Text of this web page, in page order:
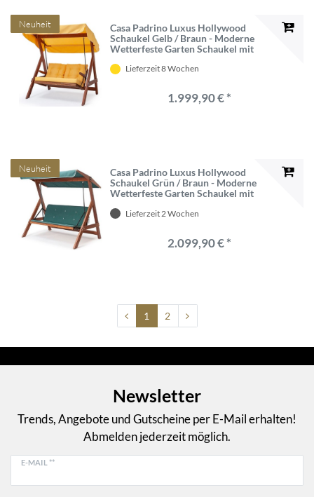
Neuheit
Casa Padrino Luxus Hollywood
Schaukel Gelb / Braun - Moderne
Wetterfeste Garten Schaukel mit
Terrassen Möbel - Luxus Möbel
Lieferzeit 8 Wochen
1.999,90 € *
Neuheit
Casa Padrino Luxus Hollywood
Schaukel Grün / Braun - Moderne
Wetterfeste Garten Schaukel mit
Terrassen Möbel - Luxus Möbel
Lieferzeit 2 Wochen
2.099,90 € *
1 2
Newsletter
Trends, Angebote und Gutscheine per E-Mail erhalten!
Abmelden jederzeit möglich.
E-MAIL **